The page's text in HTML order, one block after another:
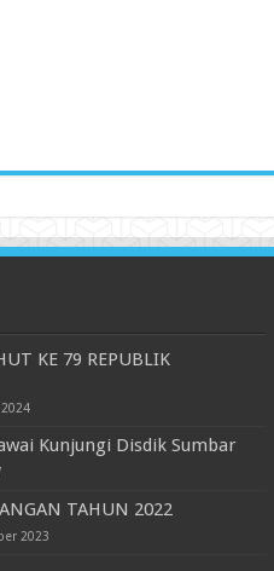
KE 79 REPUBLIK
Kunjungi Disdik Sumbar
TAHUN 2022
2023